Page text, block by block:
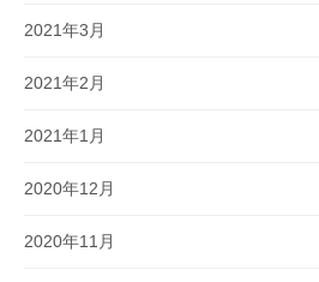
2021年3月
2021年2月
2021年1月
2020年12月
2020年11月